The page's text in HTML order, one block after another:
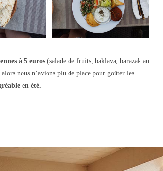
à 5 euros (salade de fruits, baklava, barazak au
nous n’avions plu de place pour goûter les
en été.